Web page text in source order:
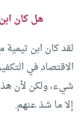
هل كان
لقد كان ابن
الاقتصاد في
شيء، ولكن لأن
إلا ما شذ عنهم.